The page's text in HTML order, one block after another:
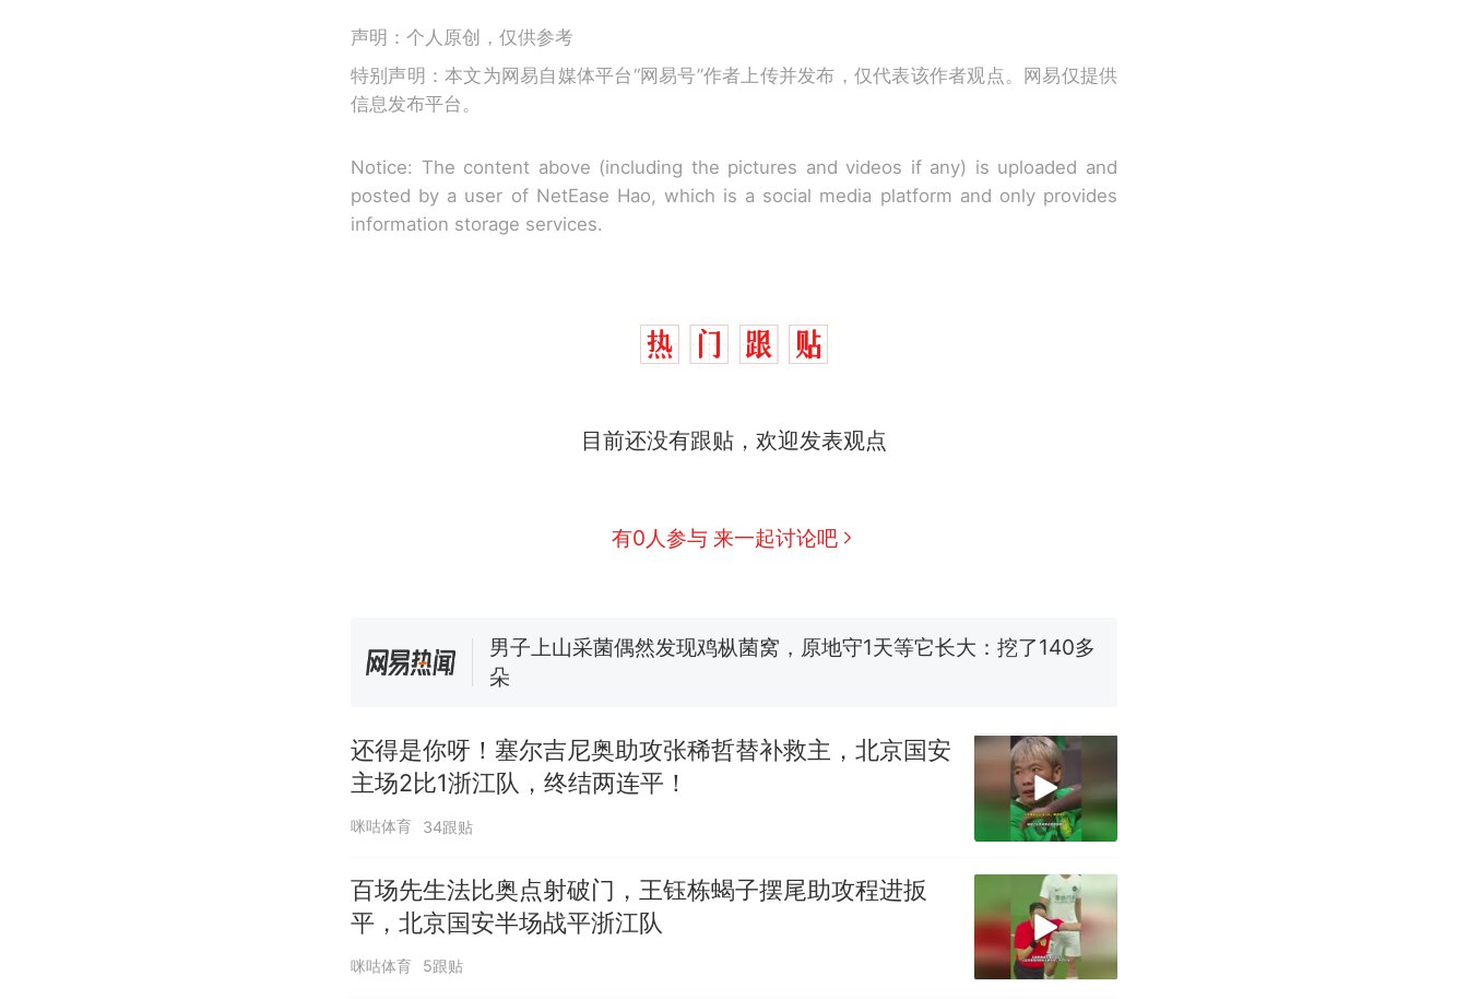
声明：个人原创，仅供参考
特别声明：本文为网易自媒体平台“网易号”作者上传并发布，仅代表该作者观点。网易仅提供
信息发布平台。
Notice: The content above (including the pictures and videos if any) is uploaded and
posted by a user of NetEase Hao, which is a social media platform and only provides
information storage services.
目前还没有跟贴，欢迎发表观点
有0人参与 来一起讨论吧
“不想干了特提出辞职”，疑似南京大学数院院长辞职信流传，院
男子上山采菌偶然发现鸡枞菌窝，原地守1天等它长大：挖了140多
朵
报）
美国渔民钓获鲨鱼徒手将其拽回大海 目击者直呼震惊 （视频来源：
参考消息）
西班牙飞地休达边境，摩洛哥士兵搬起大石块投向移民引争议，
还得是你呀！塞尔吉尼奥助攻张稀哲替补救主，北京国安
主场2比1浙江队，终结两连平！
咪咕体育 34跟贴
百场先生法比奥点射破门，王钰栋蝎子摆尾助攻程进扳
平，北京国安半场战平浙江队
咪咕体育 5跟贴